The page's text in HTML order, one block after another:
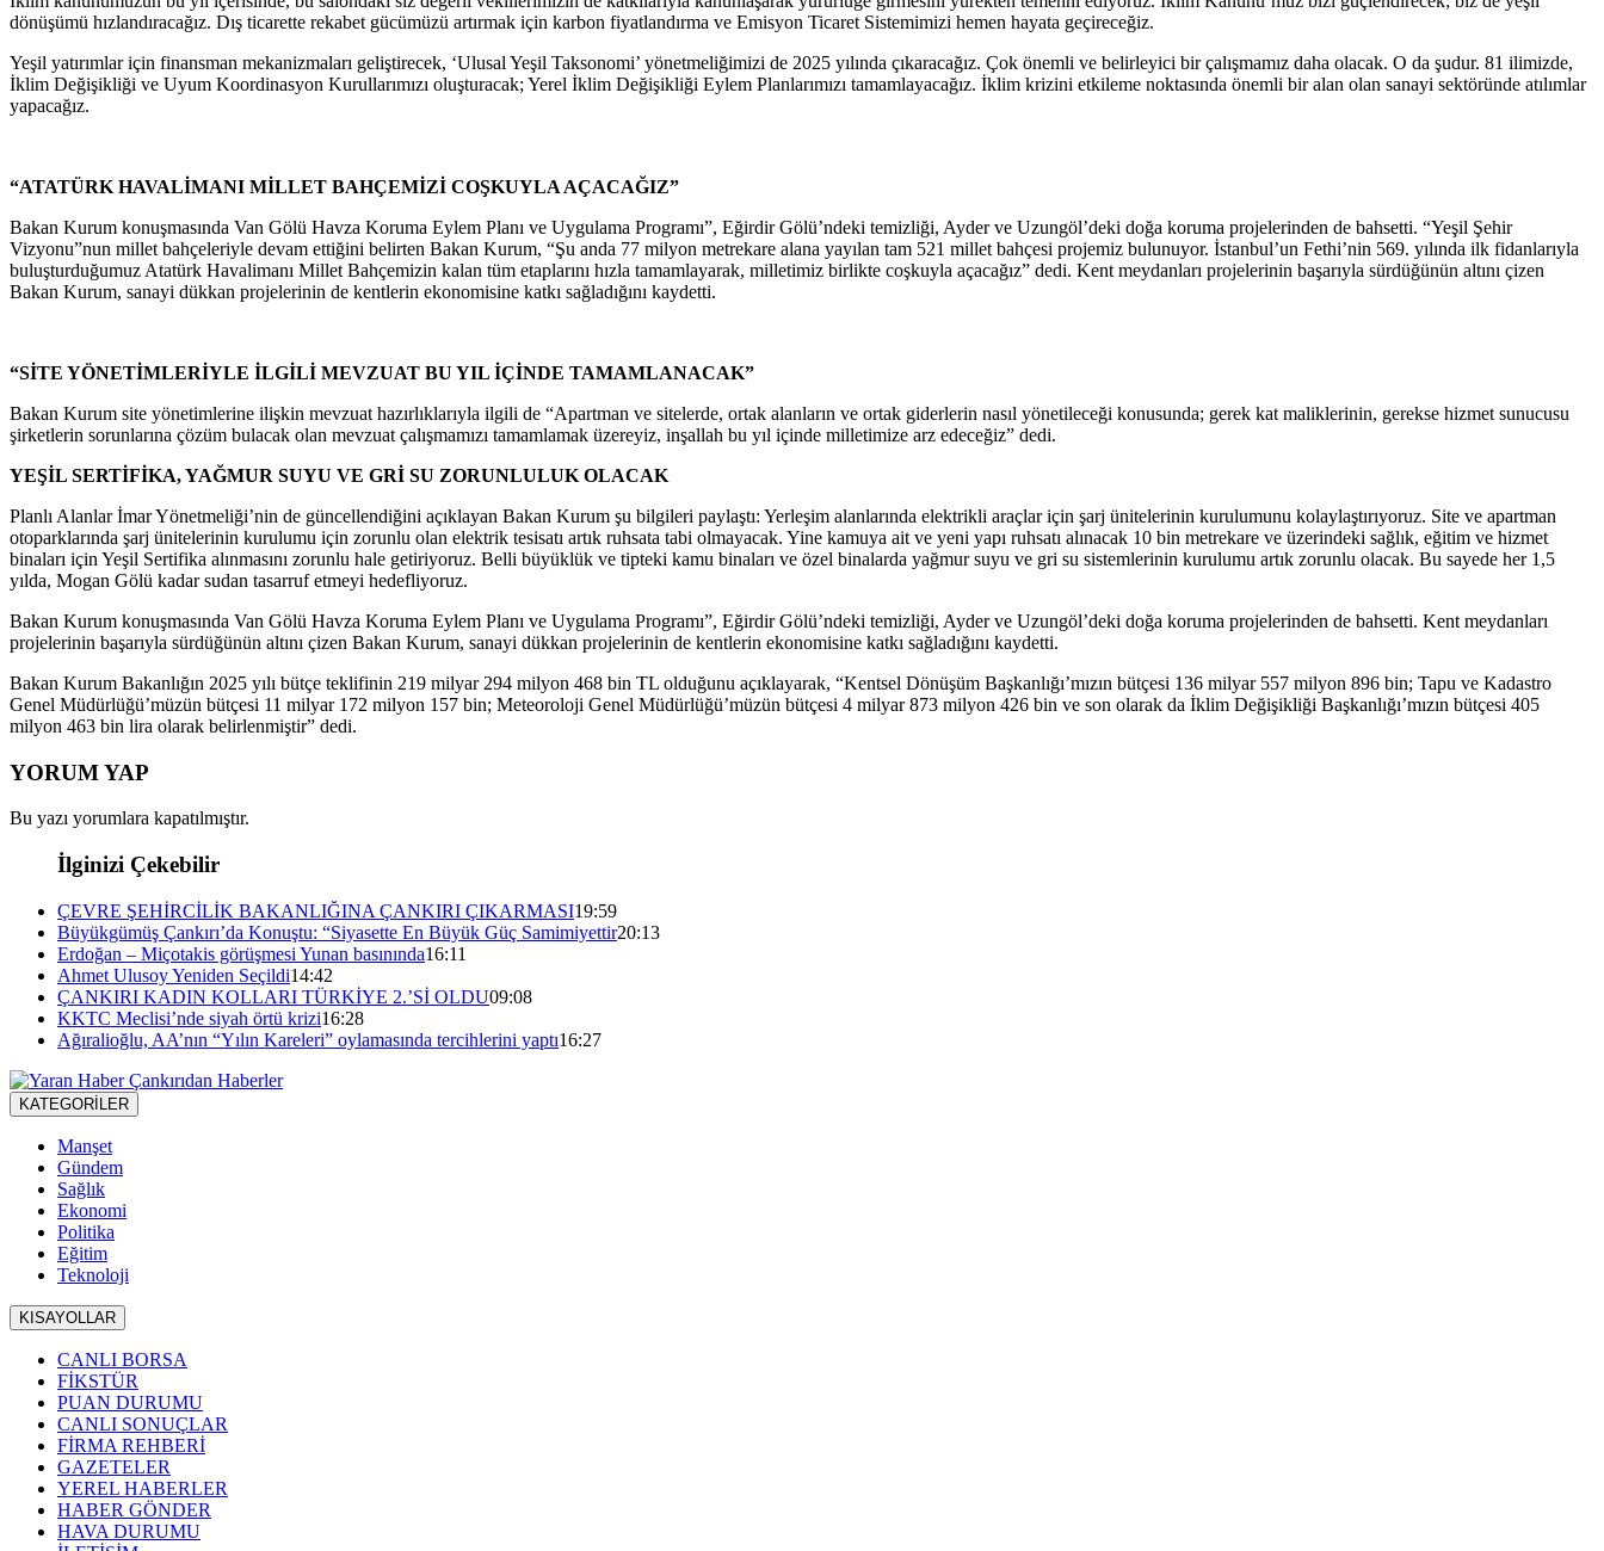
dönüşümü hızlandıracağız. Dış ticarette rekabet gücümüzü artırmak için karbon fiyatlandırma ve Emisyon Ticaret Sistemimizi hemen hayata geçireceğiz.
Yeşil yatırımlar için finansman mekanizmaları geliştirecek, ‘Ulusal Yeşil Taksonomi’ yönetmeliğimizi de 2025 yılında çıkaracağız. Çok önemli ve belirleyici bir çalışmamız daha olacak. O da şudur. 81 ilimizde,
İklim Değişikliği ve Uyum Koordinasyon Kurullarımızı oluşturacak; Yerel İklim Değişikliği Eylem Planlarımızı tamamlayacağız. İklim krizini etkileme noktasında önemli bir alan olan sanayi sektöründe atılımlar
yapacağız.
“ATATÜRK HAVALİMANI MİLLET BAHÇEMİZİ COŞKUYLA AÇACAĞIZ”
Bakan Kurum konuşmasında Van Gölü Havza Koruma Eylem Planı ve Uygulama Programı”, Eğirdir Gölü’ndeki temizliği, Ayder ve Uzungöl’deki doğa koruma projelerinden de bahsetti. “Yeşil Şehir
Vizyonu”nun millet bahçeleriyle devam ettiğini belirten Bakan Kurum, “Şu anda 77 milyon metrekare alana yayılan tam 521 millet bahçesi projemiz bulunuyor. İstanbul’un Fethi’nin 569. yılında ilk fidanlarıyla
buluşturduğumuz Atatürk Havalimanı Millet Bahçemizin kalan tüm etaplarını hızla tamamlayarak, milletimiz birlikte coşkuyla açacağız” dedi. Kent meydanları projelerinin başarıyla sürdüğünün altını çizen
Bakan Kurum, sanayi dükkan projelerinin de kentlerin ekonomisine katkı sağladığını kaydetti.
“SİTE YÖNETİMLERİYLE İLGİLİ MEVZUAT BU YIL İÇİNDE TAMAMLANACAK”
Bakan Kurum site yönetimlerine ilişkin mevzuat hazırlıklarıyla ilgili de “Apartman ve sitelerde, ortak alanların ve ortak giderlerin nasıl yönetileceği konusunda; gerek kat maliklerinin, gerekse hizmet sunucusu
şirketlerin sorunlarına çözüm bulacak olan mevzuat çalışmamızı tamamlamak üzereyiz, inşallah bu yıl içinde milletimize arz edeceğiz” dedi.
YEŞİL SERTİFİKA, YAĞMUR SUYU VE GRİ SU ZORUNLULUK OLACAK
Planlı Alanlar İmar Yönetmeliği’nin de güncellendiğini açıklayan Bakan Kurum şu bilgileri paylaştı: Yerleşim alanlarında elektrikli araçlar için şarj ünitelerinin kurulumunu kolaylaştırıyoruz. Site ve apartman
otoparklarında şarj ünitelerinin kurulumu için zorunlu olan elektrik tesisatı artık ruhsata tabi olmayacak. Yine kamuya ait ve yeni yapı ruhsatı alınacak 10 bin metrekare ve üzerindeki sağlık, eğitim ve hizmet
binaları için Yeşil Sertifika alınmasını zorunlu hale getiriyoruz. Belli büyüklük ve tipteki kamu binaları ve özel binalarda yağmur suyu ve gri su sistemlerinin kurulumu artık zorunlu olacak. Bu sayede her 1,5
yılda, Mogan Gölü kadar sudan tasarruf etmeyi hedefliyoruz.
Bakan Kurum konuşmasında Van Gölü Havza Koruma Eylem Planı ve Uygulama Programı”, Eğirdir Gölü’ndeki temizliği, Ayder ve Uzungöl’deki doğa koruma projelerinden de bahsetti. Kent meydanları
projelerinin başarıyla sürdüğünün altını çizen Bakan Kurum, sanayi dükkan projelerinin de kentlerin ekonomisine katkı sağladığını kaydetti.
Bakan Kurum Bakanlığın 2025 yılı bütçe teklifinin 219 milyar 294 milyon 468 bin TL olduğunu açıklayarak, “Kentsel Dönüşüm Başkanlığı’mızın bütçesi 136 milyar 557 milyon 896 bin; Tapu ve Kadastro
Genel Müdürlüğü’müzün bütçesi 11 milyar 172 milyon 157 bin; Meteoroloji Genel Müdürlüğü’müzün bütçesi 4 milyar 873 milyon 426 bin ve son olarak da İklim Değişikliği Başkanlığı’mızın bütçesi 405
milyon 463 bin lira olarak belirlenmiştir” dedi.
YORUM YAP
Bu yazı yorumlara kapatılmıştır.
İlginizi Çekebilir
ÇEVRE ŞEHİRCİLİK BAKANLIĞINA ÇANKIRI ÇIKARMASI19:59
Büyükgümüş Çankırı’da Konuştu: “Siyasette En Büyük Güç Samimiyettir20:13
Erdoğan – Miçotakis görüşmesi Yunan basınında16:11
Ahmet Ulusoy Yeniden Seçildi14:42
ÇANKIRI KADIN KOLLARI TÜRKİYE 2.’Sİ OLDU09:08
KKTC Meclisi’nde siyah örtü krizi16:28
Ağıralioğlu, AA’nın “Yılın Kareleri” oylamasında tercihlerini yaptı16:27
KATEGORİLER
Manşet
Gündem
Sağlık
Ekonomi
Politika
Eğitim
Teknoloji
KISAYOLLAR
CANLI BORSA
FİKSTÜR
PUAN DURUMU
CANLI SONUÇLAR
FİRMA REHBERİ
GAZETELER
YEREL HABERLER
HABER GÖNDER
HAVA DURUMU